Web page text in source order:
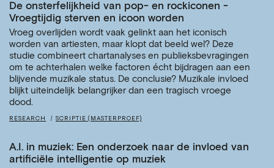
De onsterfelijkheid van pop- en rockiconen -
Vroegtijdig sterven en icoon worden
Vroeg overlijden wordt vaak gelinkt aan het iconisch
worden van artiesten, maar klopt dat beeld wel? Deze
studie combineert chartanalyses en publieksbevragingen
om te achterhalen welke factoren écht bijdragen aan een
blijvende muzikale status. De conclusie? Muzikale invloed
blijkt uiteindelijk belangrijker dan een tragisch vroege
dood.
RESEARCH SCRIPTIE (MASTERPROEF)
A.I. in muziek: Een onderzoek naar de invloed van
artificiële intelligentie op muziek